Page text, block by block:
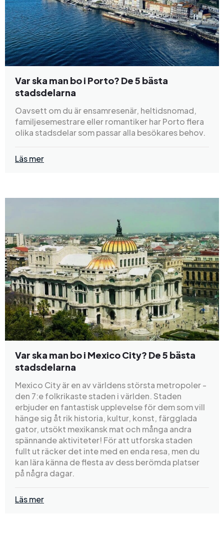
Var ska man bo i Porto? De 5 bästa
stadsdelarna
Oavsett om du är ensamresenär, heltidsnomad,
familjesemestrare eller romantiker har Porto flera
olika stadsdelar som passar alla besökares behov.
Läs mer
Var ska man bo i Mexico City? De 5 bästa
stadsdelarna
Mexico City är en av världens största metropoler -
den 7:e folkrikaste staden i världen. Staden
erbjuder en fantastisk upplevelse för dem som vill
hänge sig åt rik historia, kultur, konst, färgglada
gator, utsökt mexikansk mat och många andra
spännande aktiviteter! För att utforska staden
fullt ut räcker det inte med en enda resa, men du
kan lära känna de flesta av dess berömda platser
på några dagar.
Läs mer